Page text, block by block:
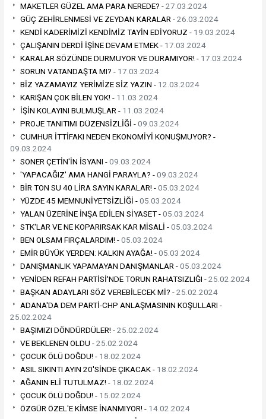
MAKETLER GÜZEL AMA PARA NEREDE? -27.03.2024
GÜÇ ZEHİRLENMESİ VE ZEYDAN KARALAR -26.03.2024
KENDİ KADERİMİZİ KENDİMİZ TAYİN EDİYORUZ - 19.03.2024
ÇALIŞANIN DERDİ İŞİNE DEVAM ETMEK - 17.03.2024
KARALAR SÖZÜNDE DURMUYOR VE DURAMIYOR! - 17.03.2024
SORUN VATANDAŞTA MI? - 17.03.2024
BİZ YAZAMAYIZ YERİMİZE SİZ YAZIN - 12.03.2024
KARIŞAN ÇOK BİLEN YOK! - 11.03.2024
İŞİN KOLAYINI BULMUŞLAR - 11.03.2024
PROJE TANITIMI DÜZENSİZLİĞİ -09.03.2024
CUMHUR İTTİFAKI NEDEN EKONOMİYİ KONUŞMUYOR? -
09.03.2024
SONER ÇETİN'İN İSYANI -09.03.2024
'YAPACAĞIZ' AMA HANGİ PARAYLA? -09.03.2024
BİR TON SU 40 LİRA SAYIN KARALAR! -05.03.2024
YÜZDE 45 MEMNUNİYETSİZLİĞİ -05.03.2024
YALAN ÜZERİNE İNŞA EDİLEN SİYASET -05.03.2024
STK'LAR VE NE KOPARIRSAK KAR MİSALİ -05.03.2024
BEN OLSAM FIRÇALARDIM! -05.03.2024
EMİR BÜYÜK YERDEN: KALKIN AYAĞA! -05.03.2024
DANIŞMANLIK YAPAMAYAN DANIŞMANLAR -05.03.2024
YENİDEN REFAH PARTİSİ'NDE TORUN RAHATSIZLIĞI -25.02.2024
BAŞKAN ADAYLARI SÖZ VEREBİLECEK Mİ? -25.02.2024
ADANA'DA DEM PARTİ-CHP ANLAŞMASININ KOŞULLARI -
25.02.2024
BAŞIMIZI DÖNDÜRDÜLER! -25.02.2024
VE BEKLENEN OLDU -25.02.2024
ÇOCUK ÖLÜ DOĞDU! - 18.02.2024
ASIL SIKINTI AYIN 20'SİNDE ÇIKACAK - 18.02.2024
AĞANIN ELİ TUTULMAZ! - 18.02.2024
ÇOCUK ÖLÜ DOĞDU! - 15.02.2024
ÖZGÜR ÖZEL'E KİMSE İNANMIYOR! - 14.02.2024